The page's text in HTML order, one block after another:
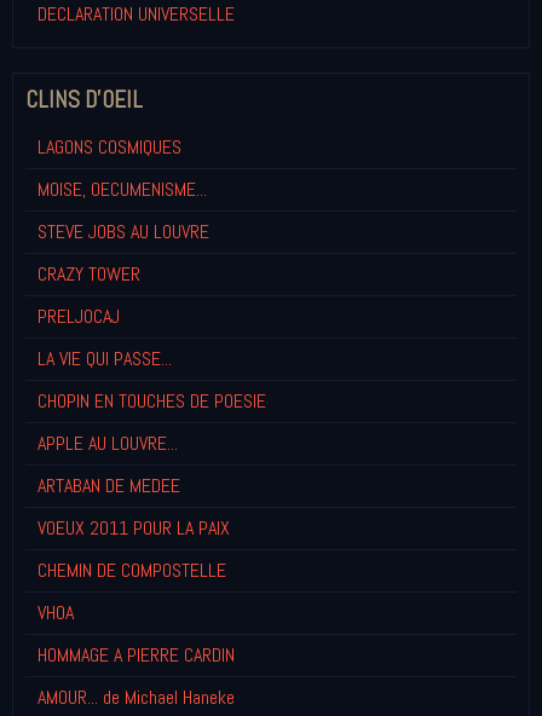
DECLARATION UNIVERSELLE
CLINS D'OEIL
LAGONS COSMIQUES
MOISE, OECUMENISME...
STEVE JOBS AU LOUVRE
CRAZY TOWER
PRELJOCAJ
LA VIE QUI PASSE...
CHOPIN EN TOUCHES DE POESIE
APPLE AU LOUVRE...
ARTABAN DE MEDEE
VOEUX 2011 POUR LA PAIX
CHEMIN DE COMPOSTELLE
VHOA
HOMMAGE A PIERRE CARDIN
AMOUR... de Michael Haneke